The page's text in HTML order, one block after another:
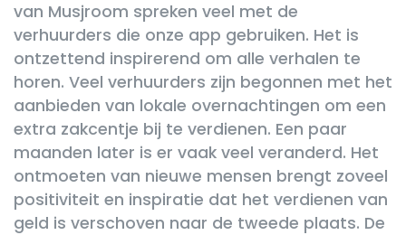
van Musjroom spreken veel met de
verhuurders die onze app gebruiken. Het is
ontzettend inspirerend om alle verhalen te
horen. Veel verhuurders zijn begonnen met het
aanbieden van lokale overnachtingen om een
extra zakcentje bij te verdienen. Een paar
maanden later is er vaak veel veranderd. Het
ontmoeten van nieuwe mensen brengt zoveel
positiviteit en inspiratie dat het verdienen van
geld is verschoven naar de tweede plaats. De